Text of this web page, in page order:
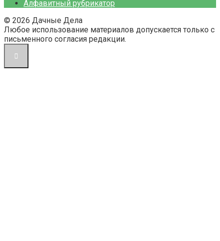
Алфавитный рубрикатор
© 2026 Дачные Дела
Любое использование материалов допускается только с
письменного согласия редакции.